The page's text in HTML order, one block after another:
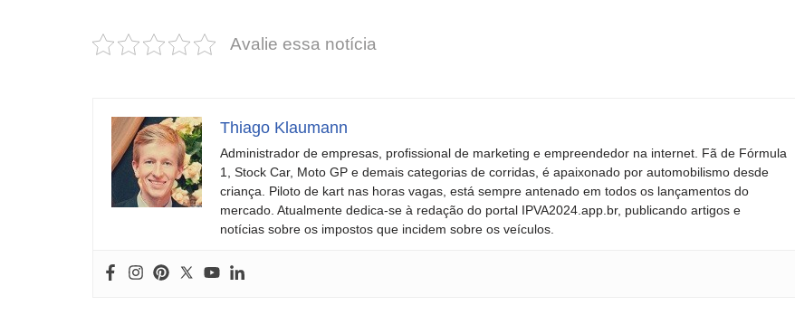
Avalie essa notícia
Thiago Klaumann
Administrador de empresas, profissional de marketing e empreendedor na internet. Fã de Fórmula
1, Stock Car, Moto GP e demais categorias de corridas, é apaixonado por automobilismo desde
criança. Piloto de kart nas horas vagas, está sempre antenado em todos os lançamentos do
mercado. Atualmente dedica-se à redação do portal IPVA2024.app.br, publicando artigos e
notícias sobre os impostos que incidem sobre os veículos.